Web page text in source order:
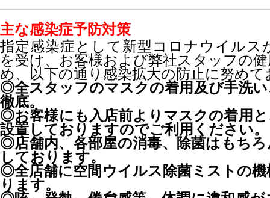
主な感染症予防対策
指定感染症として新型コロナウイルス
を受け、お客様および弊社スタッフの
め、以下の通り感染拡大の防止に努め
◎全スタッフのマスクの着用及び手洗
徹底。
◎お客様にも入店前よりマスクの着用
設置しておりますのでご利用ください。
◎店舗内、各部屋の消毒、除菌はもち
しております。
◎全店舗に空間ウイルス除菌ミストの
ります。